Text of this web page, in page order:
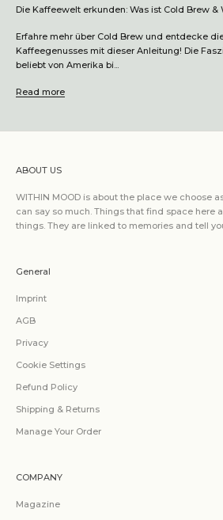
Die Kaffeewelt erkunden: Was ist Cold Brew &
Erfahre mehr über Cold Brew und entdecke
Kaffeegenusses mit dieser Anleitung! Die
beliebt von Amerika bi...
Read more
ABOUT US
WITHIN MOOD is about the place we choose
can say so much. Things that find space here
things. They are linked to memories and tell
General
Imprint
AGB
Privacy
Cookie Settings
Refund Policy
Shipping & Returns
Manage Your Order
COMPANY
Magazine